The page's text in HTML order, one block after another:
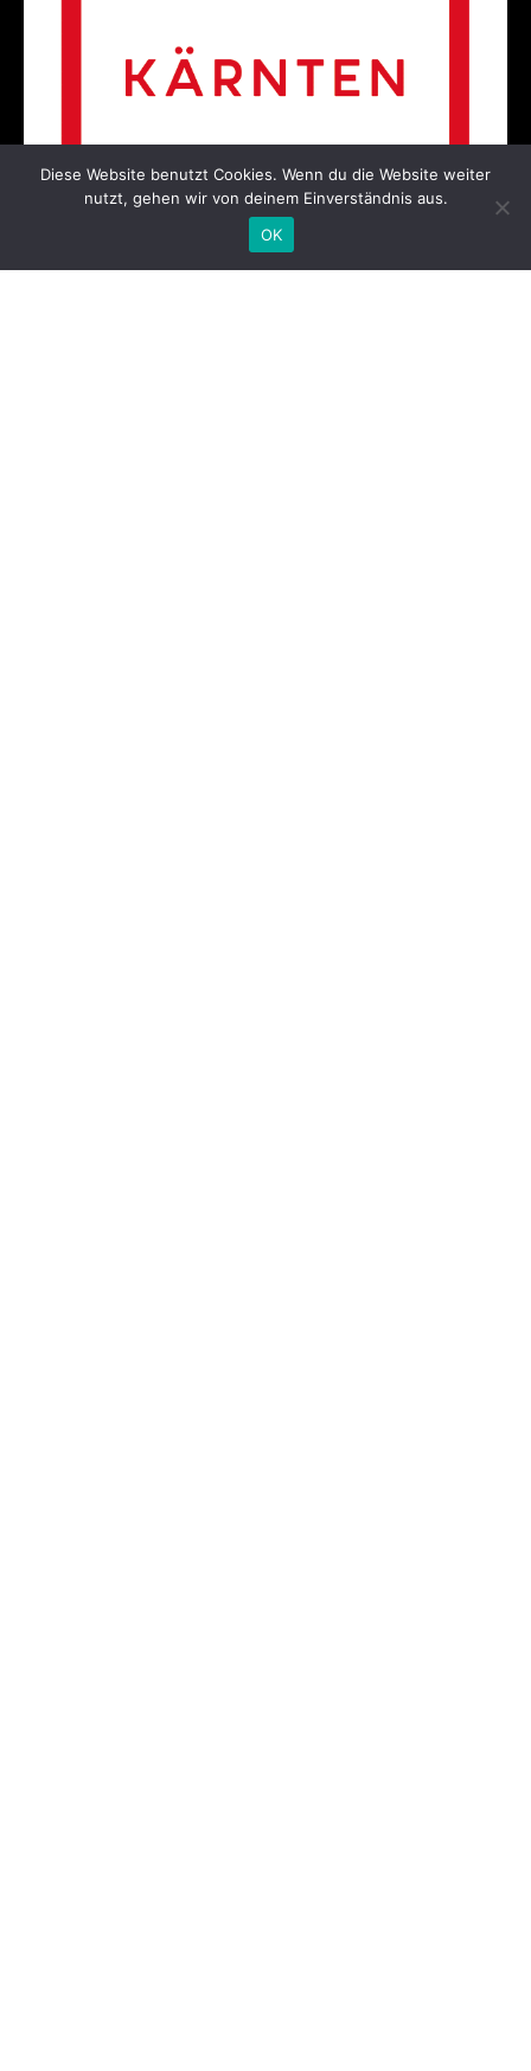
Diese Website benutzt Cookies. Wenn du die Website weiter
nutzt, gehen wir von deinem Einverständnis aus.
OK